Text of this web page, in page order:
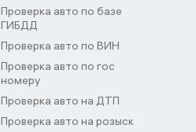
Проверка авто по базе
ГИБДД
Проверка авто по ВИН
Проверка авто по гос
номеру
Проверка авто на ДТП
Проверка авто на розыск